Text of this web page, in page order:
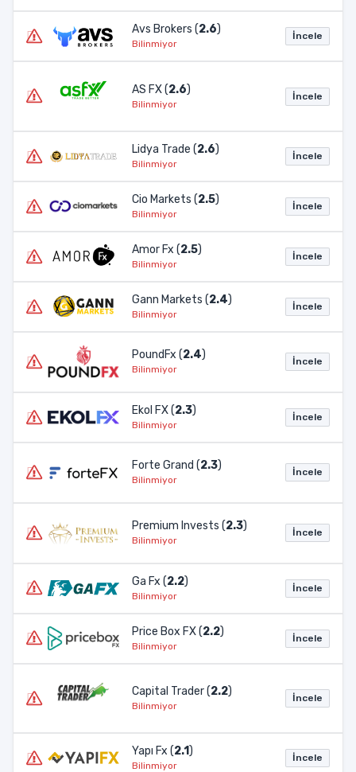
Avs Brokers (2.6)
Bilinmiyor
İncele
AS FX (2.6)
Bilinmiyor
İncele
Lidya Trade (2.6)
Bilinmiyor
İncele
Cio Markets (2.5)
Bilinmiyor
İncele
Amor Fx (2.5)
Bilinmiyor
İncele
Gann Markets (2.4)
Bilinmiyor
İncele
PoundFx (2.4)
Bilinmiyor
İncele
Ekol FX (2.3)
Bilinmiyor
İncele
Forte Grand (2.3)
Bilinmiyor
İncele
Premium Invests (2.3)
Bilinmiyor
İncele
Ga Fx (2.2)
Bilinmiyor
İncele
Price Box FX (2.2)
Bilinmiyor
İncele
Capital Trader (2.2)
Bilinmiyor
İncele
Yapı Fx (2.1)
Bilinmiyor
İncele